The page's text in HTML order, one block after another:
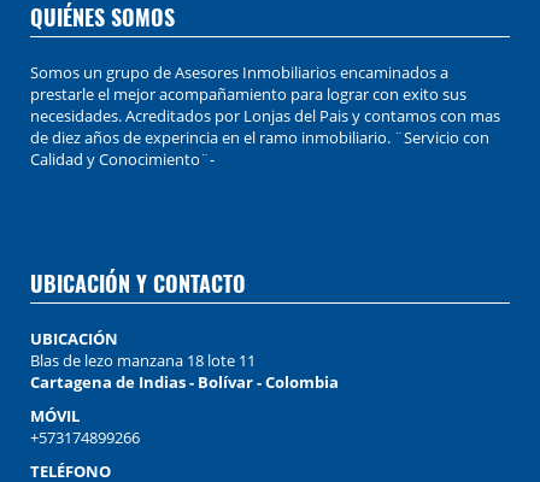
QUIÉNES SOMOS
Somos un grupo de Asesores Inmobiliarios encaminados a
prestarle el mejor acompañamiento para lograr con exito sus
necesidades. Acreditados por Lonjas del Pais y contamos con mas
de diez años de experincia en el ramo inmobiliario. ¨Servicio con
Calidad y Conocimiento¨-
UBICACIÓN Y CONTACTO
UBICACIÓN
Blas de lezo manzana 18 lote 11
Cartagena de Indias - Bolívar - Colombia
MÓVIL
+573174899266
TELÉFONO